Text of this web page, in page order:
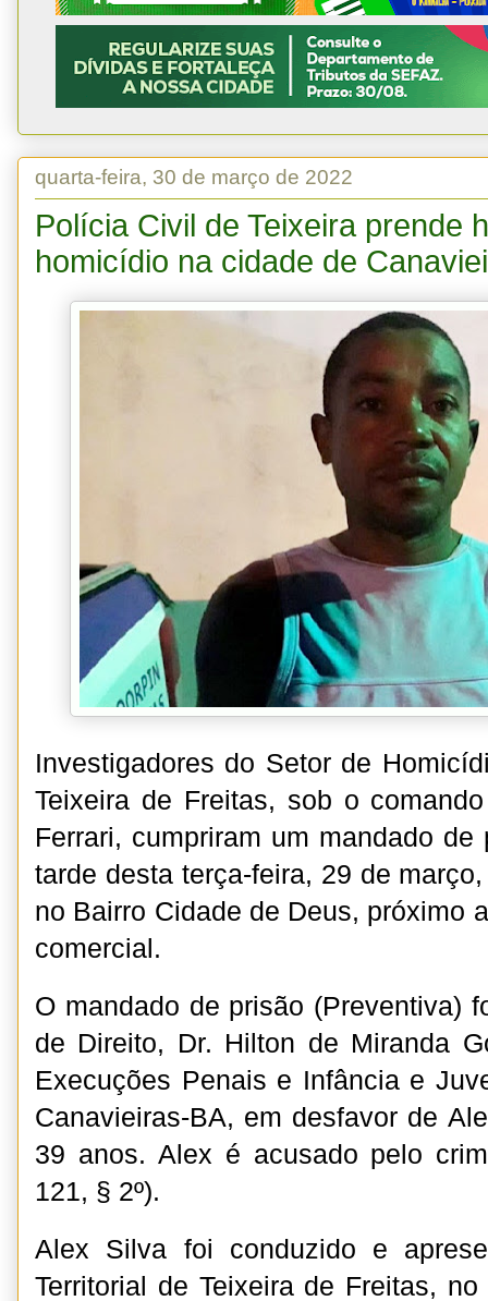
quarta-feira, 30 de março de 2022
Polícia Civil de Teixeira prende
homicídio na cidade de
Investigadores do Setor de
Teixeira de Freitas, sob o
Ferrari, cumpriram um mandado
tarde desta terça-feira, 29 de
no Bairro Cidade de Deus, próximo
comercial.
O mandado de prisão (Preventiva)
de Direito, Dr. Hilton de Miranda
Execuções Penais e Infância e
Canavieiras-BA, em desfavor de
39 anos. Alex é acusado pelo
121, § 2º).
Alex Silva foi conduzido e
Territorial de Teixeira de Freitas,